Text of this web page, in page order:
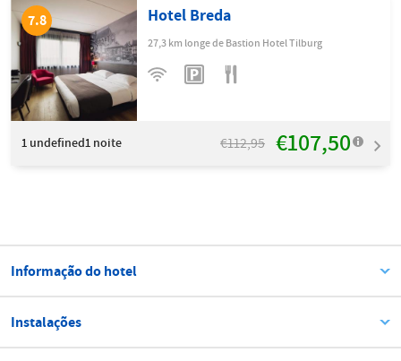
7.8 Hotel Breda
27,3 km longe de Bastion Hotel Tilburg
1 undefined1 noite €112,95 €107,50
Informação do hotel
Instalações